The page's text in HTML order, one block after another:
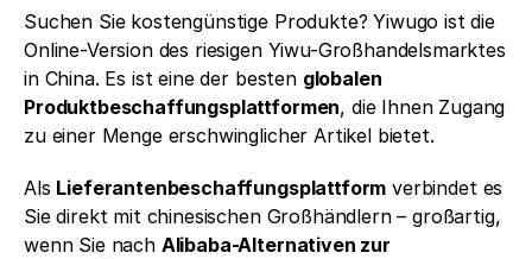
Suchen Sie kostengünstige Produkte? Yiwugo ist die
Online-Version des riesigen Yiwu-Großhandelsmarktes
in China. Es ist eine der besten globalen
Produktbeschaffungsplattformen, die Ihnen Zugang
zu einer Menge erschwinglicher Artikel bietet.
Als Lieferantenbeschaffungsplattform verbindet es
Sie direkt mit chinesischen Großhändlern – großartig,
wenn Sie nach Alibaba-Alternativen zur